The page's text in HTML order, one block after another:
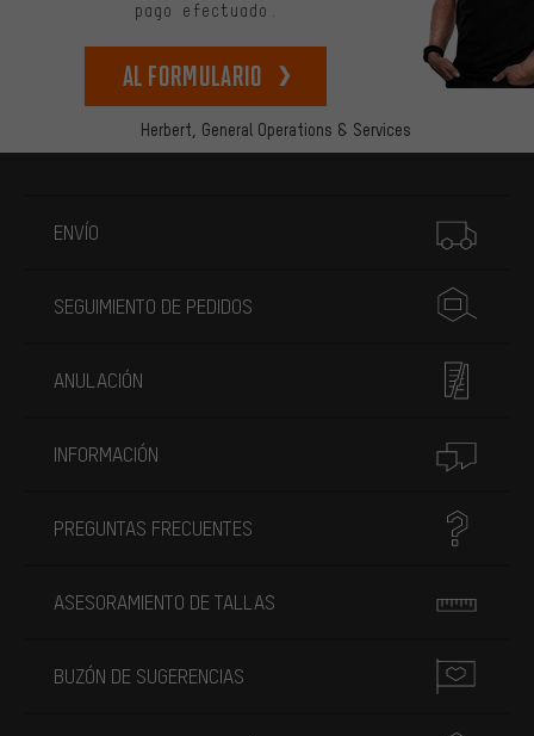
Herbert, General Operations & Services
pago efectuado.
Al formulario
ENVÍO
SEGUIMIENTO DE PEDIDOS
ANULACIÓN
INFORMACIÓN
PREGUNTAS FRECUENTES
ASESORAMIENTO DE TALLAS
BUZÓN DE SUGERENCIAS